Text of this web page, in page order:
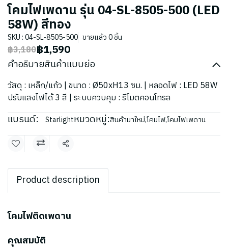
โคมไฟเพดาน รุ่น 04-SL-8505-500 (LED
58W) สีทอง
SKU : 04-SL-8505-500 ขายแล้ว 0 ชิ้น
฿3,180฿1,590
คำอธิบายสินค้าแบบย่อ
วัสดุ : เหล็ก/แก้ว | ขนาด : Ø50xH13 ซม. | หลอดไฟ : LED 58W
ปรับแสงไฟได้ 3 สี | ระบบควบคุม : รีโมตคอนโทรล
แบรนด์: Starlightหมวดหมู่:สินค้ามาใหม่,โคมไฟ,โคมไฟเพดาน
แชร์
Product description
โคมไฟติดเพดาน
คุณสมบัติ